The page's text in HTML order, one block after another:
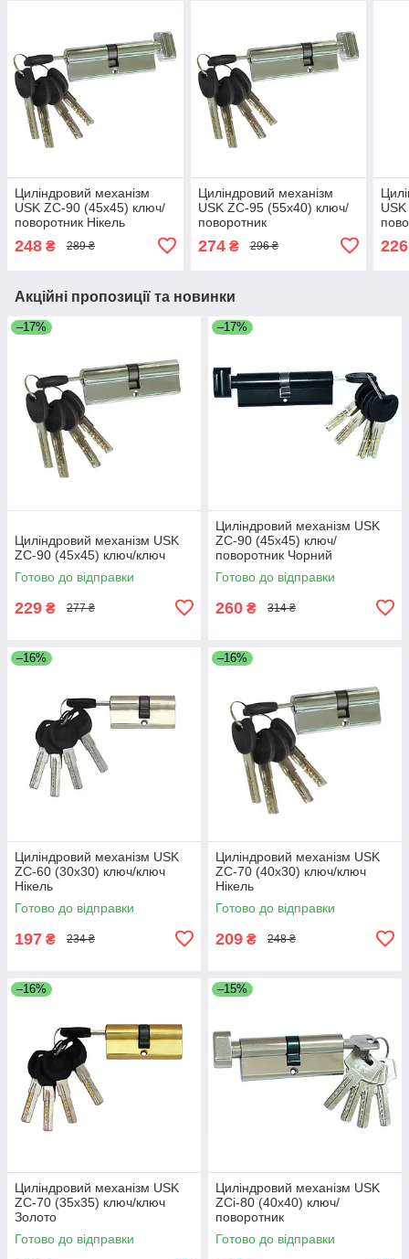
Циліндровий механізм
USK ZC-90 (45x45) ключ/
поворотник Нікель
248 ₴ 289 ₴
Циліндровий механізм
USK ZC-95 (55x40) ключ/
поворотник
274₴ 296 ₴ 226
Акційні пропозиції та новинки
–17%
Циліндровий механізм USK
ZC-90 (45x45) ключ/ключ
Готово до відправки
229 ₴ 277 ₴
–17%
Циліндровий механізм USK
ZC-90 (45x45) ключ/
поворотник Чорний
Готово до відправки
260 ₴ 314 ₴
–16%
Циліндровий механізм USK
ZC-60 (30x30) ключ/ключ
Нікель
Готово до відправки
197 ₴ 234 ₴
–16%
Циліндровий механізм USK
ZC-70 (40x30) ключ/ключ
Нікель
Готово до відправки
209 ₴ 248 ₴
–16%
Циліндровий механізм USK
ZC-70 (35x35) ключ/ключ
Золото
Готово до відправки
–15%
Циліндровий механізм USK
ZCi-80 (40x40) ключ/
поворотник
Готово до відправки